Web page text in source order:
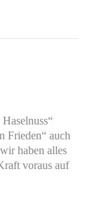
Frieden“ auch
haben alles
voraus auf